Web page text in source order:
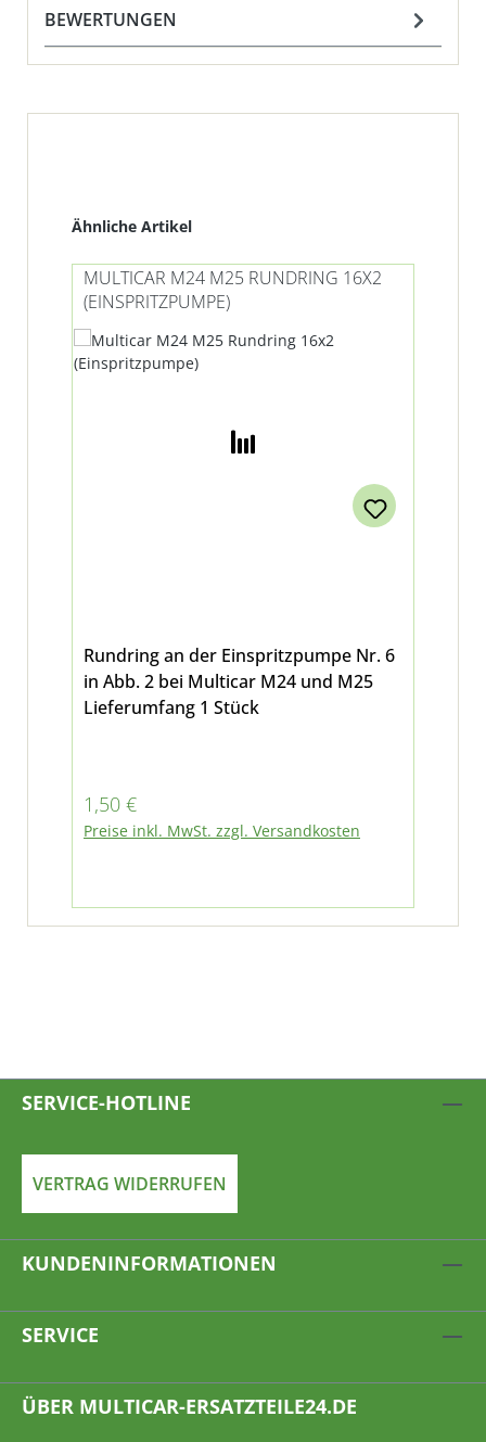
BEWERTUNGEN
Produktgalerie überspringen
Ähnliche Artikel
MULTICAR M24 M25 RUNDRING 16X2
(EINSPRITZPUMPE)
Rundring an der Einspritzpumpe Nr. 6
in Abb. 2 bei Multicar M24 und M25
Lieferumfang 1 Stück
Regulärer Preis:
1,50 €
Preise inkl. MwSt. zzgl. Versandkosten
SERVICE-HOTLINE
VERTRAG WIDERRUFEN
KUNDENINFORMATIONEN
SERVICE
ÜBER MULTICAR-ERSATZTEILE24.DE